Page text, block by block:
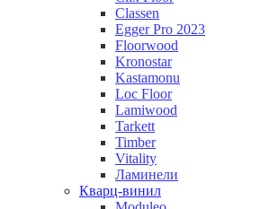
Classen
Egger Pro 2023
Floorwood
Kronostar
Kastamonu
Loc Floor
Lamiwood
Tarkett
Timber
Vitality
Ламинели
Кварц-винил